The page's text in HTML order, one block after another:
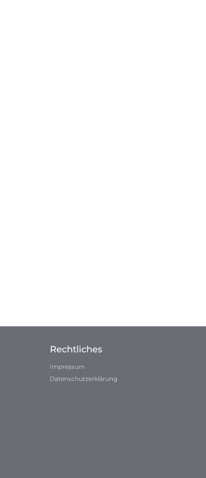
Rechtliches
Impressum
Datenschutzerklärung